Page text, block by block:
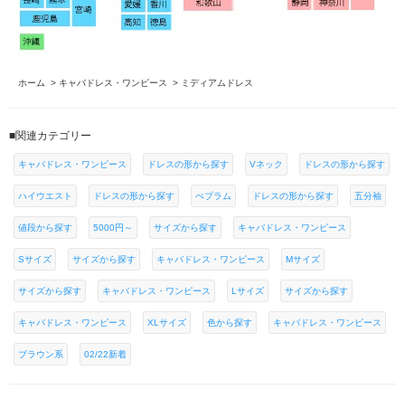
ホーム > キャバドレス・ワンピース > ミディアムドレス
■関連カテゴリー
キャバドレス・ワンピース ドレスの形から探す Vネック ドレスの形から探す
ハイウエスト ドレスの形から探す ぺプラム ドレスの形から探す 五分袖
値段から探す 5000円～ サイズから探す キャバドレス・ワンピース
Sサイズ サイズから探す キャバドレス・ワンピース Mサイズ
サイズから探す キャバドレス・ワンピース Lサイズ サイズから探す
キャバドレス・ワンピース XLサイズ 色から探す キャバドレス・ワンピース
ブラウン系 02/22新着